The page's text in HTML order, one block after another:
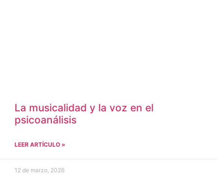
La musicalidad y la voz en el
psicoanálisis
LEER ARTÍCULO »
12 de marzo, 2026